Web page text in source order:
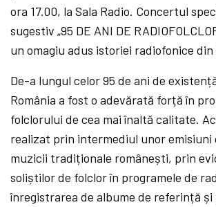
ora 17.00, la Sala Radio. Concertul
sugestiv „95 DE ANI DE
un omagiu adus istoriei radiofonice din
De-a lungul celor 95 de ani de
România a fost o adevărată forță în
folclorului de cea mai înaltă calitate.
realizat prin intermediul unor emisiuni
muzicii tradiționale românești, prin
soliștilor de folclor în programele de
înregistrarea de albume de referință